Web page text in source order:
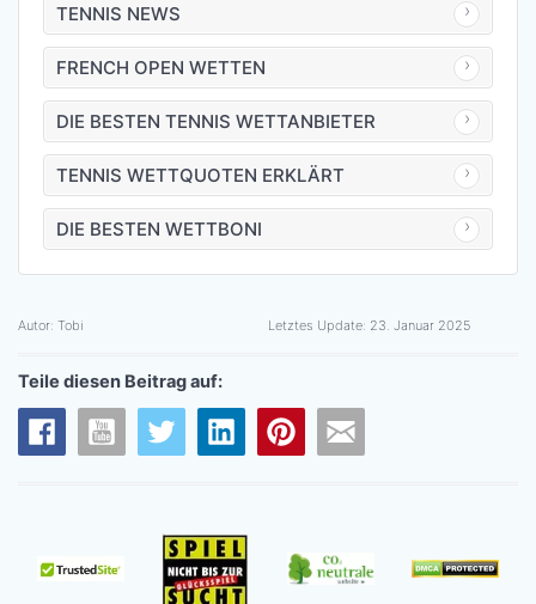
TENNIS NEWS
FRENCH OPEN WETTEN
DIE BESTEN TENNIS WETTANBIETER
TENNIS WETTQUOTEN ERKLÄRT
DIE BESTEN WETTBONI
Autor: Tobi Letztes Update: 23. Januar 2025
Teile diesen Beitrag auf: